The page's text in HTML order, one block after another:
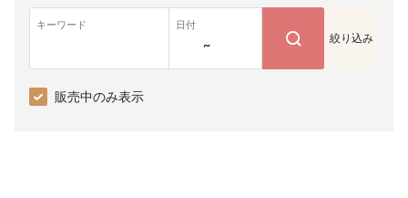
キーワード 日付
~ 絞り込み
販売中のみ表示